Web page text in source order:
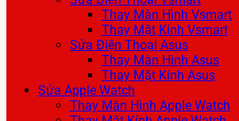
Thay Màn Hình Vsmart
Thay Mặt Kính Vsmart
Sửa Điện Thoại Asus
Thay Màn Hình Asus
Thay Mặt Kính Asus
Sửa Apple Watch
Thay Màn Hình Apple Watch